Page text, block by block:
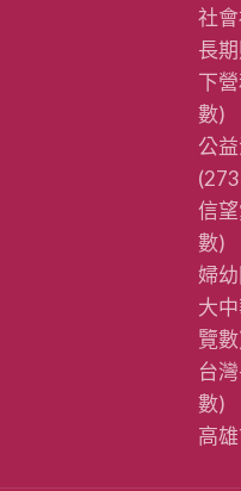
社
長
下
數)
公
信
數)
婦
大
覽
台
數)
高